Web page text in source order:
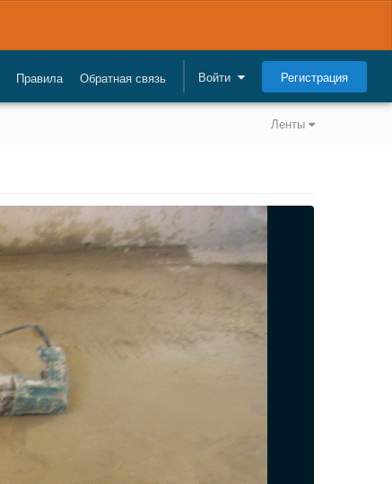
Правила Обратная связь Войти Регистрация
Ленты